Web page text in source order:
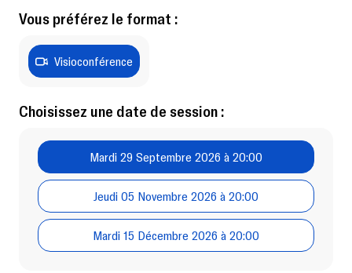
Vous préférez le format :
Visioconférence
Choisissez une date de session :
Mardi 29 Septembre 2026 à 20:00
Jeudi 05 Novembre 2026 à 20:00
Mardi 15 Décembre 2026 à 20:00